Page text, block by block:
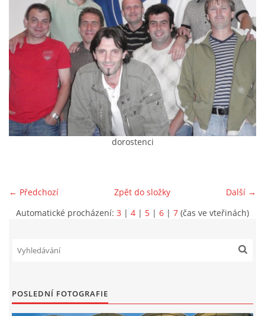
FKD B
STARŠÍ DOROST
STARŠÍ ŽÁCI
MLADŠÍ ŽÁCI
STARŠÍ PŘÍPRAVKA R 2012 + 2013
PODPORUJÍ NÁŠ KLUB
ARCHÍV
dorostenci
← Předchozí Další →
Zpět do složky
Automatické procházení: 3 | 4 | 5 | 6 | 7 (čas ve vteřinách)
POSLEDNÍ FOTOGRAFIE